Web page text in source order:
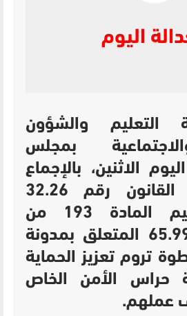
اليوم
التعليم والشؤون
بمجلس
الاثنين، بالإجماع
على مشروع القانون رقم 32.26
القاضي بتتميم المادة 193 من
القانون رقم 65.99 المتعلق بمدونة
تروم تعزيز الحماية
حراس الأمن الخاص
عملهم.